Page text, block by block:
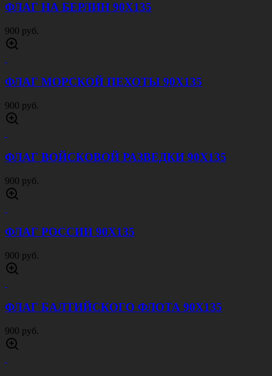
ФЛАГ НА БЕРЛИН 90Х135
900 руб.
ФЛАГ МОРСКОЙ ПЕХОТЫ 90Х135
900 руб.
ФЛАГ ВОЙСКОВОЙ РАЗВЕДКИ 90Х135
900 руб.
ФЛАГ РОССИИ 90Х135
900 руб.
ФЛАГ БАЛТИЙСКОГО ФЛОТА 90Х135
900 руб.